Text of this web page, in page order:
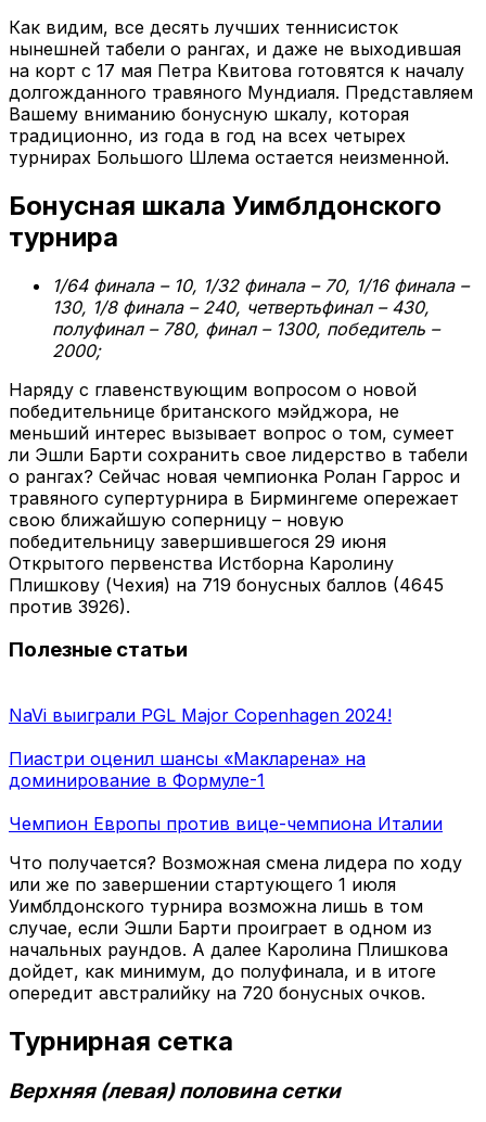
Как видим, все десять лучших теннисисток
нынешней табели о рангах, и даже не выходившая
на корт с 17 мая Петра Квитова готовятся к началу
долгожданного травяного Мундиаля. Представляем
Вашему вниманию бонусную шкалу, которая
традиционно, из года в год на всех четырех
турнирах Большого Шлема остается неизменной.
Бонусная шкала Уимблдонского
турнира
1/64 финала – 10, 1/32 финала – 70, 1/16 финала –
130, 1/8 финала – 240, четвертьфинал – 430,
полуфинал – 780, финал – 1300, победитель –
2000;
Наряду с главенствующим вопросом о новой
победительнице британского мэйджора, не
меньший интерес вызывает вопрос о том, сумеет
ли Эшли Барти сохранить свое лидерство в табели
о рангах? Сейчас новая чемпионка Ролан Гаррос и
травяного супертурнира в Бирмингеме опережает
свою ближайшую соперницу – новую
победительницу завершившегося 29 июня
Открытого первенства Истборна Каролину
Плишкову (Чехия) на 719 бонусных баллов (4645
против 3926).
Полезные статьи
NaVi выиграли PGL Major Copenhagen 2024!
Пиастри оценил шансы «Макларена» на
доминирование в Формуле-1
Чемпион Европы против вице-чемпиона Италии
Что получается? Возможная смена лидера по ходу
или же по завершении стартующего 1 июля
Уимблдонского турнира возможна лишь в том
случае, если Эшли Барти проиграет в одном из
начальных раундов. А далее Каролина Плишкова
дойдет, как минимум, до полуфинала, и в итоге
опередит австралийку на 720 бонусных очков.
Турнирная сетка
Верхняя (левая) половина сетки